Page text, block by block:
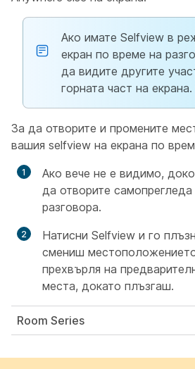
Ако имате Selfview в
екран по време на
да видите другите
горната част на екрана.
За да отворите и промените
вашия selfview на екрана по
Ако вече не е видимо,
да отворите самопрегледа
разговора.
Натисни Selfview и го
смениш
прехвърля на
места, докато плъзгаш.
Room Series